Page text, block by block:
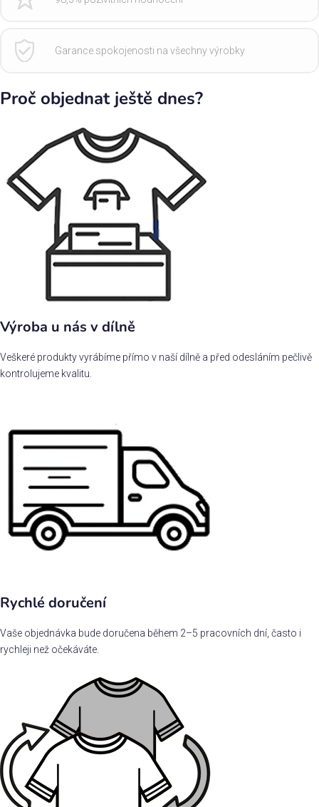
Garance spokojenosti na všechny výrobky
Proč objednat ještě dnes?
Výroba u nás v dílně
Veškeré produkty vyrábíme přímo v naší dílně a před odesláním pečlivě
kontrolujeme kvalitu.
Rychlé doručení
Vaše objednávka bude doručena během 2–5 pracovních dní, často i
rychleji než očekáváte.